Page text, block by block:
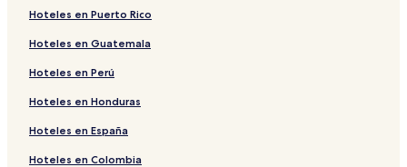
Hostales en Taghazout
Hoteles con alberca en Aourir
Hoteles en Cité Al Mohammadi
Hoteles que aceptan mascotas en Agadir
Hoteles cerca de Marruecos Inexplorado - Tours Privados
Hoteles en Puerto Rico
Hoteles en Guatemala
Hoteles en Perú
Hoteles en Honduras
Hoteles en España
Hoteles en Colombia